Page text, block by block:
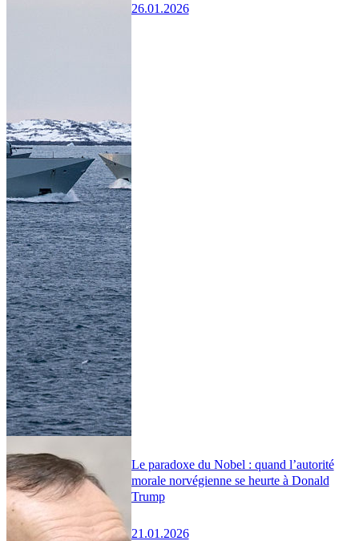
26.01.2026
Le paradoxe du Nobel : quand l’autorité
morale norvégienne se heurte à Donald
Trump
21.01.2026